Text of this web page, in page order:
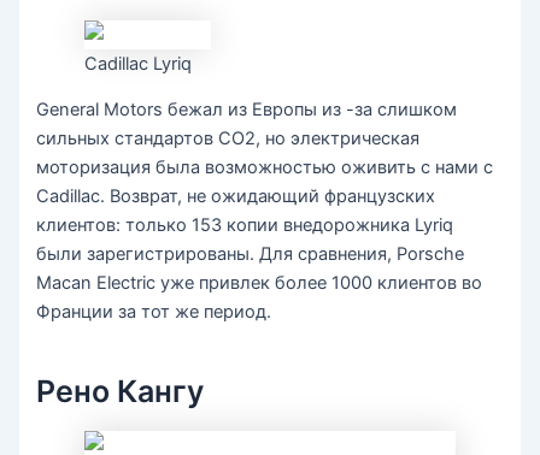
Cadillac Lyriq
General Motors бежал из Европы из -за слишком
сильных стандартов CO2, но электрическая
моторизация была возможностью оживить с нами с
Cadillac. Возврат, не ожидающий французских
клиентов: только 153 копии внедорожника Lyriq
были зарегистрированы. Для сравнения, Porsche
Macan Electric уже привлек более 1000 клиентов во
Франции за тот же период.
Рено Кангу